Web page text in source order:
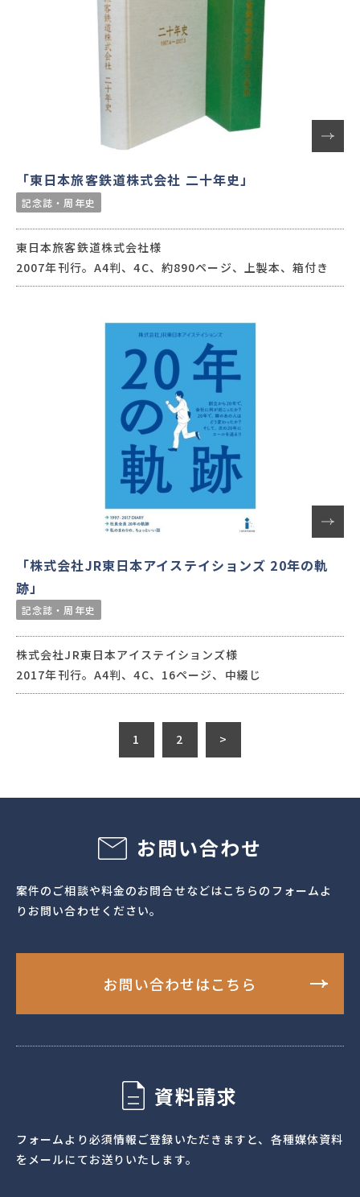
「東日本旅客鉄道株式会社 二十年史」
記念誌・周年史
東日本旅客鉄道株式会社様
2007年刊行。A4判、4C、約890ページ、上製本、箱付き
「株式会社JR東日本アイステイションズ 20年の軌
跡」
記念誌・周年史
株式会社JR東日本アイステイションズ様
2017年刊行。A4判、4C、16ページ、中綴じ
1 2 >
お問い合わせ
案件のご相談や料金のお問合せなどはこちらのフォームよ
りお問い合わせください。
お問い合わせはこちら
資料請求
フォームより必須情報ご登録いただきますと、各種媒体資料
をメールにてお送りいたします。